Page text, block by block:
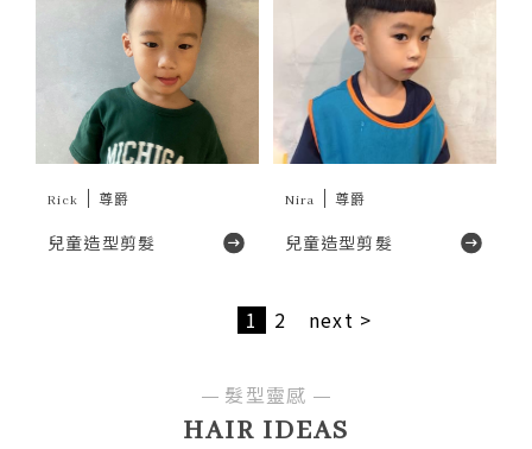
Rick 尊爵
兒童造型剪髮
Nira 尊爵
兒童造型剪髮
1 2 next >
HAIR IDEAS
髮型靈感